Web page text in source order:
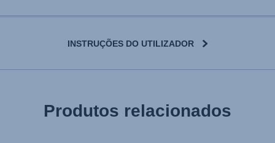
INSTRUÇÕES DO UTILIZADOR
Produtos relacionados